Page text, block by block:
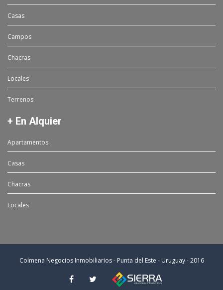
Casas
Campos
Chacras
Locales
Terrenos
+ En Alquier
Apartamentos
Casas
Chacras
Locales
Colmena Negocios Inmobiliarios - Punta del Este - Uruguay - 2016